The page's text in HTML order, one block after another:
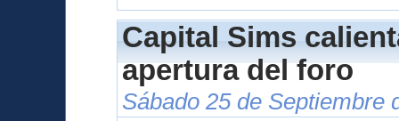
Capital Sims
apertura del foro
Sábado 25 de Septiembre